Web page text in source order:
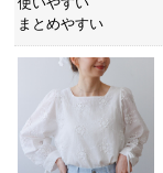
まとめやすい